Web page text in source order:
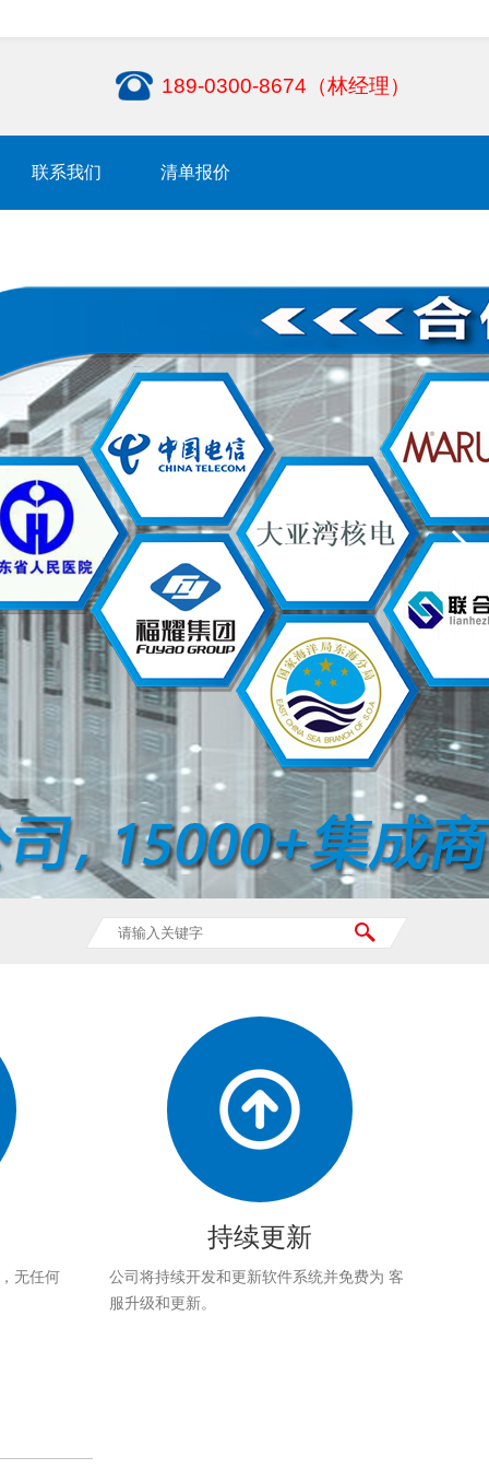
189-0300-8674（林经理）
联系我们 清单报价
无任何
持续更新
公司将持续开发和更新软件系统并免费为 客
服升级和更新。